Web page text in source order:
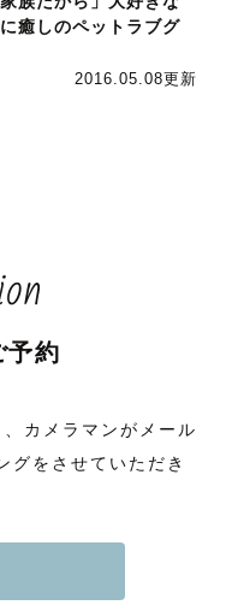
癒しのペットラブグ
2016.05.08更新
予約
カメラマンがメール
グをさせていただき